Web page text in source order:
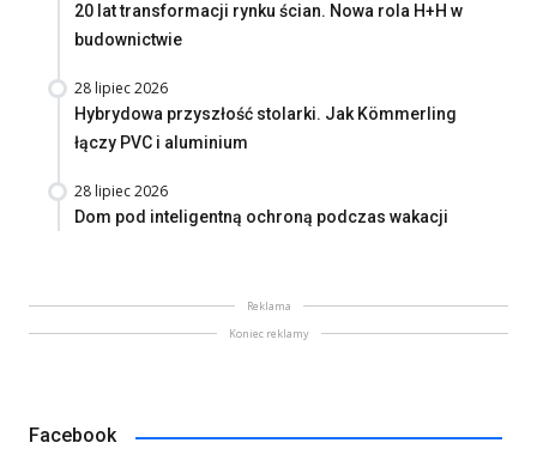
20 lat transformacji rynku ścian. Nowa rola H+H w
budownictwie
28 lipiec 2026
Hybrydowa przyszłość stolarki. Jak Kömmerling
łączy PVC i aluminium
28 lipiec 2026
Dom pod inteligentną ochroną podczas wakacji
Reklama
Koniec reklamy
Facebook